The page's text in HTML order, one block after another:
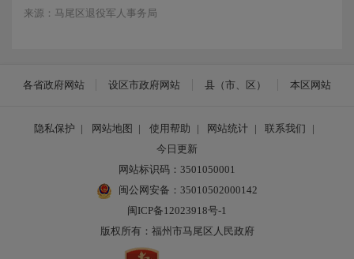
来源：马尾区退役军人事务局
各省政府网站 设区市政府网站 县（市、区） 本区网站
隐私保护 | 网站地图 | 使用帮助 | 网站统计 | 联系我们
|
今日更新
网站标识码：3501050001
闽公网安备：35010502000142
闽ICP备12023918号-1
版权所有：福州市马尾区人民政府